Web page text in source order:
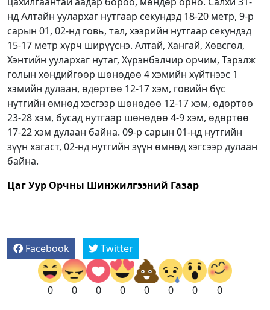
нд Алтайн уулархаг нутгаар секундэд 18-20 метр, 9-р
сарын 01, 02-нд говь, тал, хээрийн нутгаар секундэд
15-17 метр хүрч ширүүснэ. Алтай, Хангай, Хөвсгөл,
Хэнтийн уулархаг нутаг, Хүрэнбэлчир орчим, Тэрэлж
голын хөндийгөөр шөнөдөө 4 хэмийн хүйтнээс 1
хэмийн дулаан, өдөртөө 12-17 хэм, говийн бүс
нутгийн өмнөд хэсгээр шөнөдөө 12-17 хэм, өдөртөө
23-28 хэм, бусад нутгаар шөнөдөө 4-9 хэм, өдөртөө
17-22 хэм дулаан байна. 09-р сарын 01-нд нутгийн
зүүн хагаст, 02-нд нутгийн зүүн өмнөд хэгсээр дулаан
байна.
Цаг Уур Орчны Шинжилгээний Газар
Facebook Twitter
0 0 0 0 0 0 0 0